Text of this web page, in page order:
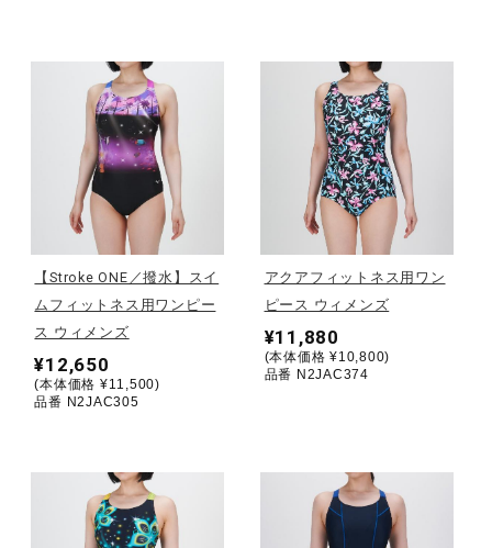
バレーボール
テニス／ソフトテニス
バドミントン
陸上競技
ソフトボール
【Stroke ONE／撥水】スイ
ムフィットネス用ワンピー
ス ウィメンズ
¥12,650
(本体価格 ¥11,500)
品番 N2JAC305
アクアフィットネス用ワン
ピース ウィメンズ
¥11,880
(本体価格 ¥10,800)
品番 N2JAC374